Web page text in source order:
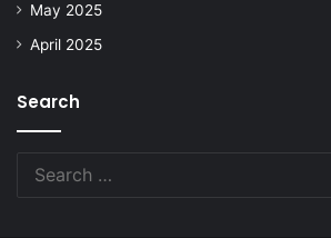
May 2025
April 2025
Search